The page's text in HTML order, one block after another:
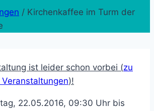
/ Kirchenkaffee im Turm der
ist leider schon vorbei (zu
)!
22.05.2016, 09:30 Uhr bis